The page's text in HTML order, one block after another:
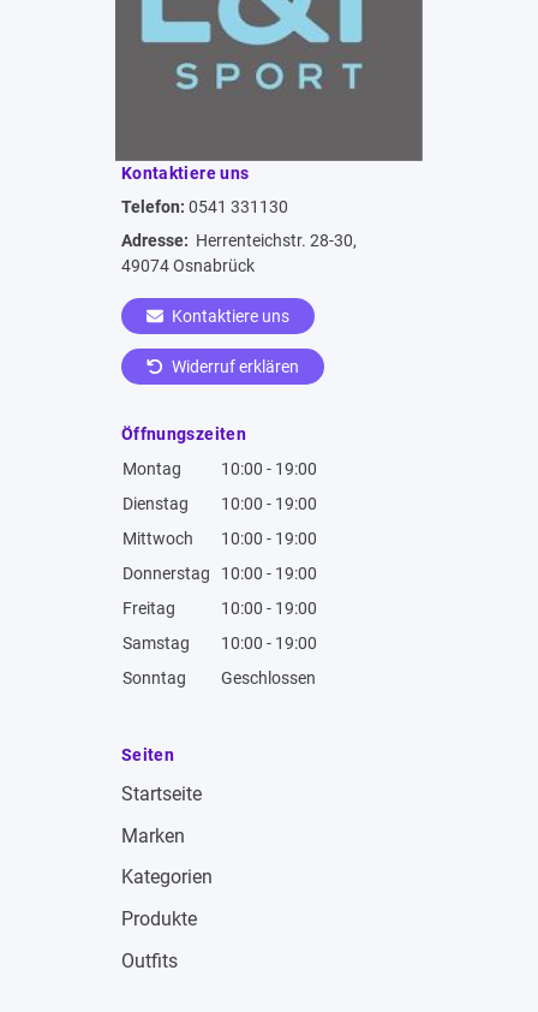
Kontaktiere uns
Telefon: 0541 331130
Adresse: Herrenteichstr. 28-30,
49074 Osnabrück
Kontaktiere uns
Widerruf erklären
Öffnungszeiten
Montag
10:00 - 19:00
Dienstag
10:00 - 19:00
Mittwoch
10:00 - 19:00
Donnerstag
10:00 - 19:00
Freitag
10:00 - 19:00
Samstag
10:00 - 19:00
Sonntag
Geschlossen
Seiten
Startseite
Marken
Kategorien
Produkte
Outfits